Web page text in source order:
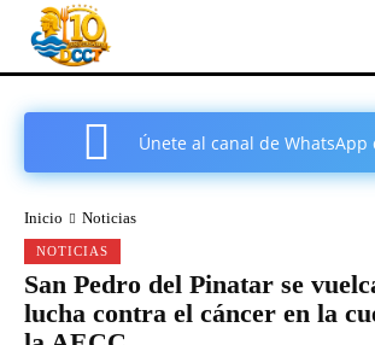
Únete al canal de WhatsApp
Inicio Noticias
NOTICIAS
San Pedro del Pinatar se
lucha contra el cáncer en la